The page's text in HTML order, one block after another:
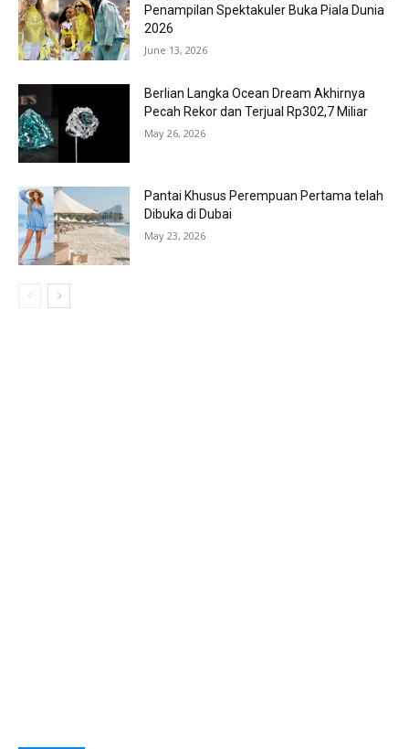
Penampilan Spektakuler Buka Piala Dunia
2026
June 13, 2026
Berlian Langka Ocean Dream Akhirnya
Pecah Rekor dan Terjual Rp302,7 Miliar
May 26, 2026
Pantai Khusus Perempuan Pertama telah
Dibuka di Dubai
May 23, 2026